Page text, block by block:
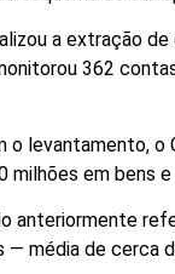
a extração
362
o levantamento,
milhões em bens
anteriormente
— média de cerca